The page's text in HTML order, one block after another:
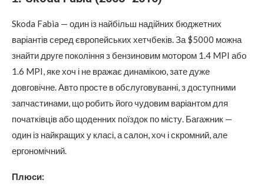
Skoda Fabia — один із найбільш надійних бюджетних
варіантів серед європейських хетчбеків. За $5000 можна
знайти друге покоління з бензиновим мотором 1.4 MPI або
1.6 MPI, яке хоч і не вражає динамікою, зате дуже
довговічне. Авто просте в обслуговуванні, з доступними
запчастинами, що робить його чудовим варіантом для
початківців або щоденних поїздок по місту. Багажник —
один із найкращих у класі, а салон, хоч і скромний, але
ергономічний.
Плюси: